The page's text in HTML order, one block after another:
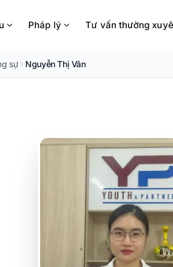
Pháp lý Tư vấn thường
sự Nguyễn Thị Vân